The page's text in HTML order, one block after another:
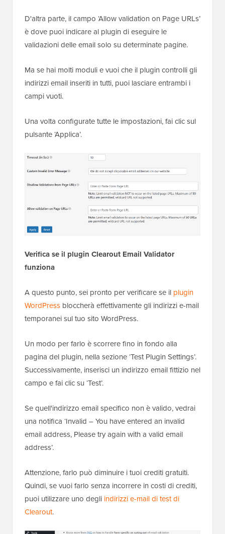
D'altra parte, il campo ‘Allow validation on Page URLs’
è dove puoi indicare al plugin di eseguire le
validazioni delle email solo su determinate pagine.
Ma se hai molti moduli e vuoi che il plugin controlli gli
indirizzi email inseriti in tutti, puoi lasciare entrambi i
campi vuoti.
Una volta configurate tutte le impostazioni, fai clic sul
pulsante ‘Applica’.
Verifica se il plugin Clearout Email Validator
funziona
A questo punto, sei pronto per verificare se il plugin
WordPress bloccherà effettivamente gli indirizzi e-mail
temporanei sul tuo sito WordPress.
Un modo per farlo è scorrere fino in fondo alla
pagina del plugin, nella sezione ‘Test Plugin Settings’.
Successivamente, inserisci un indirizzo email fittizio nel
campo e fai clic su ‘Test’.
Se quell'indirizzo email specifico non è valido, vedrai
una notifica ‘Invalid – You have entered an invalid
email address, Please try again with a valid email
address’.
Attenzione, farlo può diminuire i tuoi crediti gratuiti.
Quindi, se vuoi farlo senza incorrere in costi di crediti,
puoi utilizzare uno degli indirizzi e-mail di test di
Clearout.